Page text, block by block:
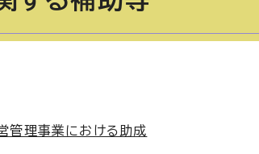
管理事業における助成